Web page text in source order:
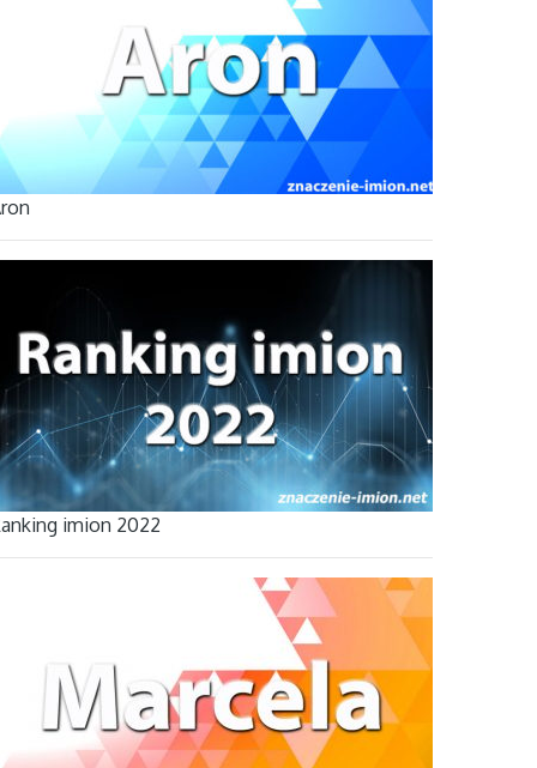
imion 2022